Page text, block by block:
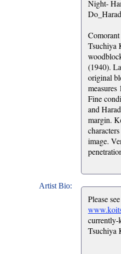
Night-
Tsuchiya
(1940).
original
measures
Fine
and
margin.
image.
Artist Bio:
Please
Tsuchiya